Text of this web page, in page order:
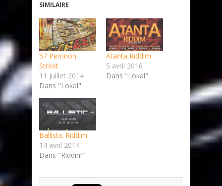
SIMILAIRE
57 Perrinon
Street
11 juillet 2014
Dans "Lokal"
Atanta Riddim
5 avril 2016
Dans "Lokal"
Ballistic Riddim
14 avril 2014
Dans "Riddim"